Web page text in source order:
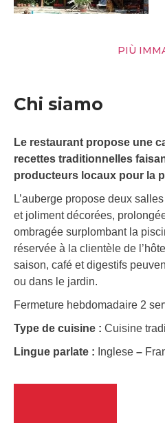
PIÙ
Chi siamo
Le restaurant propose une
recettes traditionnelles
producteurs locaux pour la
L’auberge propose deux
et joliment décorées,
ombragée surplombant la
réservée à la clientèle de
saison, café et digestifs
ou dans le jardin.
Fermeture hebdomadaire 2
Type de cuisine : Cuisine
Lingue parlate : Inglese –